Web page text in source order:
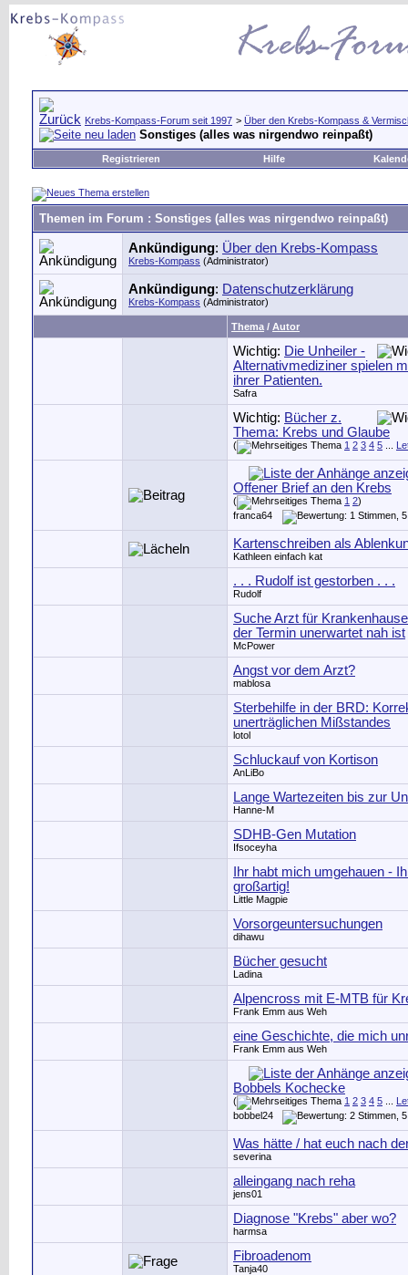
Krebs-Kompass-Forum seit 1997 > Über den Krebs-Kompass &
Sonstiges (alles was nirgendwo reinpaßt)
Registrieren Hilfe
Themen im Forum : Sonstiges (alles was nirgendwo reinpaßt)
Ankündigung: Über den Krebs-Kompass
Krebs-Kompass (Administrator)
Ankündigung: Datenschutzerklärung
Krebs-Kompass (Administrator)
Thema / Autor
Wichtig: Die Unheiler -
Alternativmediziner spielen
ihrer Patienten.
Safra
Wichtig: Bücher z.
Thema: Krebs und Glaube
( 1 2 3 4 5
Offener Brief an den Krebs
( 1 2)
franca64
Kartenschreiben als
Kathleen einfach kat
. . . Rudolf ist gestorben . . .
Rudolf
Suche Arzt für
der Termin unerwartet nah ist
McPower
Angst vor dem Arzt?
mablosa
Sterbehilfe in der BRD:
unerträglichen Mißstandes
lotol
Schluckauf von Kortison
AnLiBo
Lange Wartezeiten bis zur
Hanne-M
SDHB-Gen Mutation
Ifsoceyha
Ihr habt mich umgehauen -
großartig!
Little Magpie
Vorsorgeuntersuchungen
dihawu
Bücher gesucht
Ladina
Alpencross mit E-MTB für
Frank Emm aus Weh
eine Geschichte, die mich
Frank Emm aus Weh
Bobbels Kochecke
( 1 2 3 4 5
bobbel24
Was hätte / hat euch nach
severina
alleingang nach reha
jens01
Diagnose "Krebs" aber wo?
harmsa
Fibroadenom
Tanja40